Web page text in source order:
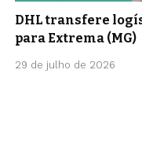
DHL transfere
para Extrema (MG)
29 de julho de 2026